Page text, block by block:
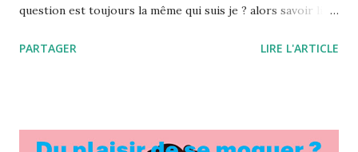
question est toujours la même qui suis je ? alors savoir lire
moi comment tu suis la mode et je te dirai qui tu es ou
aussi la perception du corps, un corps genré ou fétichisé",
PARTAGER LIRE L'ARTICLE